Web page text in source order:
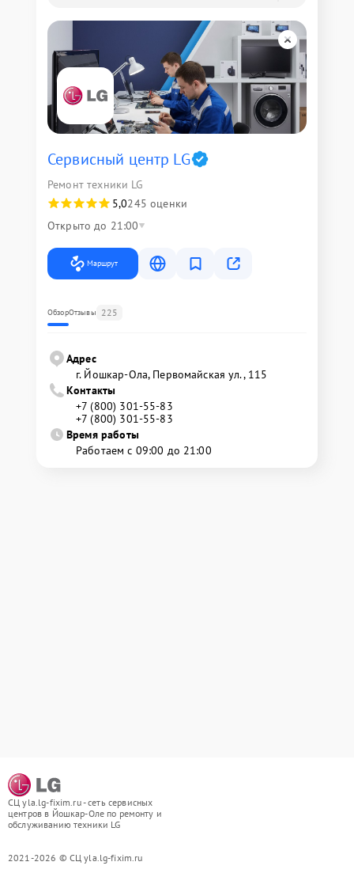
Сервисный центр LG
Ремонт техники LG
5,0245 оценки
Открыто до 21:00
Маршрут
ОбзорОтзывы 225
Адрес
г. Йошкар-Ола, Первомайская ул., 115
Контакты
+7 (800) 301-55-83
+7 (800) 301-55-83
Время работы
Работаем с 09:00 до 21:00
СЦ yla.lg-fixim.ru - сеть сервисных
центров в Йошкар-Оле по ремонту и
обслуживанию техники LG
2021-2026 © СЦ yla.lg-fixim.ru